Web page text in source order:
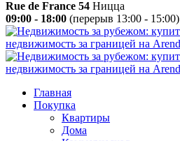
Rue de France 54 Ницца
09:00 - 18:00 (перерыв 13:00 - 15:00)
Главная
Покупка
Квартиры
Дома